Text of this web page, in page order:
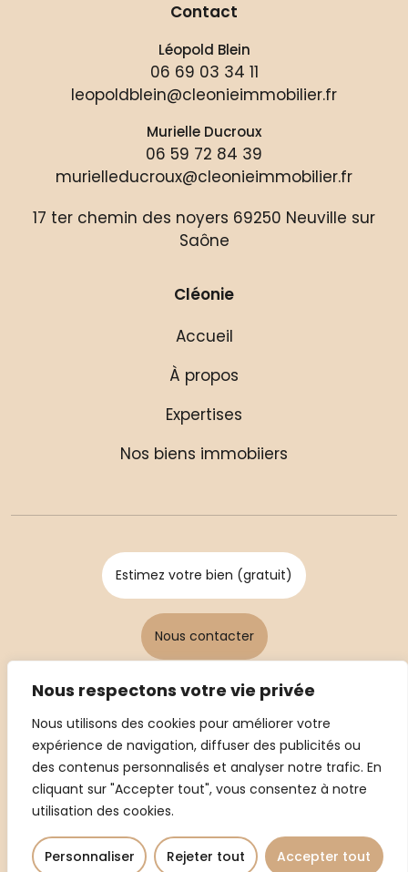
Nous respectons votre vie privée
Nous utilisons des cookies pour améliorer votre
expérience de navigation, diffuser des publicités ou
des contenus personnalisés et analyser notre trafic. En
cliquant sur "Accepter tout", vous consentez à notre
utilisation des cookies.
Personnaliser Rejeter tout Accepter tout
Contact
Léopold Blein
06 69 03 34 11
leopoldblein@cleonieimmobilier.fr
Murielle Ducroux
06 59 72 84 39
murielleducroux@cleonieimmobilier.fr
17 ter chemin des noyers 69250 Neuville sur
Saône
Cléonie
Accueil
À propos
Expertises
Nos biens immobiiers
Estimez votre bien (gratuit)
Nous contacter
Mentions légales
Politique de confidentialité
- Conception par EVOL